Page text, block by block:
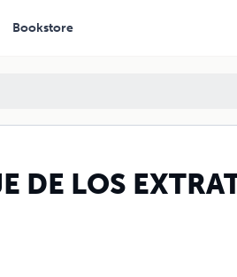
Bookstore
DE LOS